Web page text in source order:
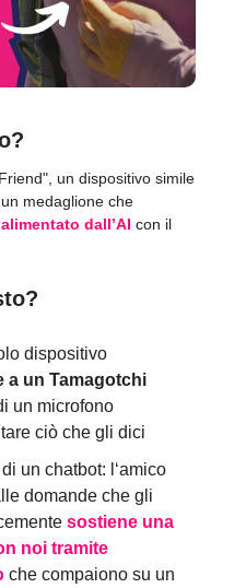
un dispositivo simile
medaglione che
dall’AI con il
dispositivo
a un Tamagotchi
un microfono
ciò che gli dici
un chatbot: l‘amico
domande che gli
sostiene una
noi tramite
che compaiono su un